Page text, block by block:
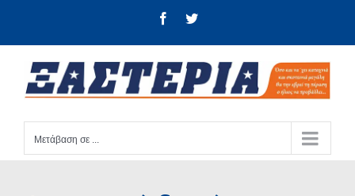
FacebookTwitter
Μετάβαση σε ...